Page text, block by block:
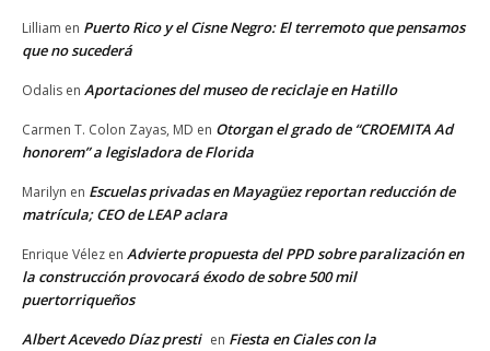
Lilliam en Puerto Rico y el Cisne Negro: El terremoto que pensamos
que no sucederá
Odalis en Aportaciones del museo de reciclaje en Hatillo
Carmen T. Colon Zayas, MD en Otorgan el grado de “CROEMITA Ad
honorem” a legisladora de Florida
Marilyn en Escuelas privadas en Mayagüez reportan reducción de
matrícula; CEO de LEAP aclara
Enrique Vélez en Advierte propuesta del PPD sobre paralización en
la construcción provocará éxodo de sobre 500 mil
puertorriqueños
Albert Acevedo Díaz presti en Fiesta en Ciales con la